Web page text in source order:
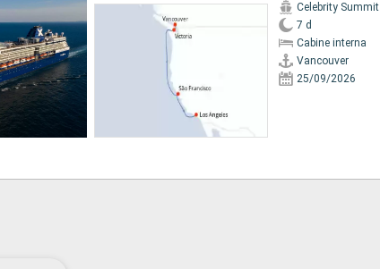
Celebrity Summit
7 d
Cabine interna
Vancouver
25/09/2026